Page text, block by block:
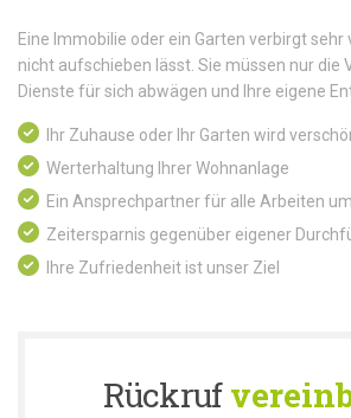
Eine Immobilie oder ein Garten verbirgt
nicht aufschieben lässt. Sie müssen nur die
Dienste für sich abwägen und Ihre eigene
Ihr Zuhause oder Ihr Garten wird
Werterhaltung Ihrer Wohnanlage
Ein Ansprechpartner für alle Arbeiten
Zeitersparnis gegenüber eigener
Ihre Zufriedenheit ist unser Ziel
Rückruf